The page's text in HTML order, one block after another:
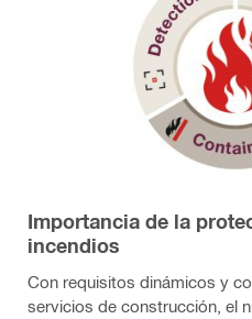
Importancia de la
incendios
Con requisitos dinámicos y
servicios de construcción, el